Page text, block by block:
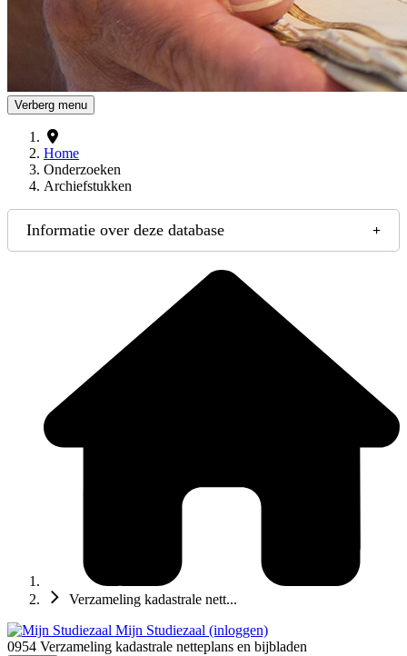
Verberg menu
Home
Onderzoeken
Archiefstukken
Informatie over deze database
Verzameling kadastrale nett...
Mijn Studiezaal (inloggen)
0954 Verzameling kadastrale netteplans en bijbladen